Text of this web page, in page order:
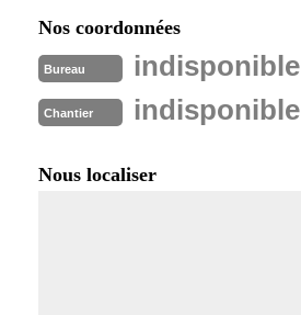
Nos coordonnées
Bureau indisponible
Chantier indisponible
Nous localiser